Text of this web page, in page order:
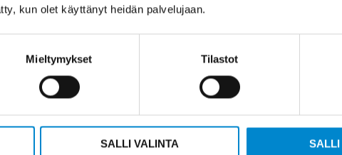
kun olet käyttänyt heidän palvelujaan.
Mieltymykset Tilastot
SALLI VALINTA
jarrumoottoreita, joissa on integroitu sähköjarru,
Näiden valinnan perusteena ovat käyttöolosuhteet ja
sovelluksiin